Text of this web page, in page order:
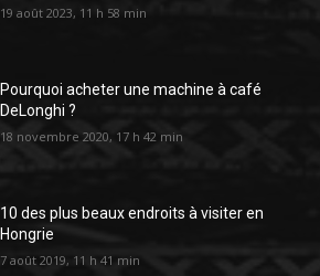
19 août 2023, 11 h 58 min
Pourquoi acheter une machine à café
DeLonghi ?
18 novembre 2020, 17 h 42 min
10 des plus beaux endroits à visiter en
Hongrie
7 août 2019, 11 h 41 min